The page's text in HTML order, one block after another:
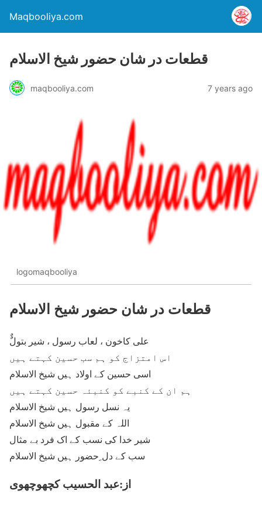
Maqbooliya.com
قطعات در شان حضور شیخ الاسلام
maqbooliya.com 7 years ago
logomaqbooliya
قطعات در شان حضور شیخ الاسلام
ٌٌعلی کاخون ، لعاب رسول ، شیر بتول
اس امتزاج کو ہم سب حسین کہتے ہیں
اسی حسین کے اولاد ہیں شیخ الاسلام
ہم ان کے کنبے کو کنبئہ حسین کہتے ہیں
یہ نسل رسول ہیں شیخ الاسلام
اللہ کے مقبول ہیں شیخ الاسلام
شیر خدا کی نسب کے اک فرد بے مثال
سب کے دل ِحضور ہیں شیخ الاسلام
از:عبد الحسیب کچھوچھوی